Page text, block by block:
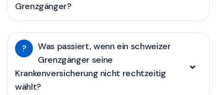
Grenzgänger?
?
Was passiert, wenn ein schweizer
Grenzgänger seine
Krankenversicherung nicht rechtzeitig
wählt?